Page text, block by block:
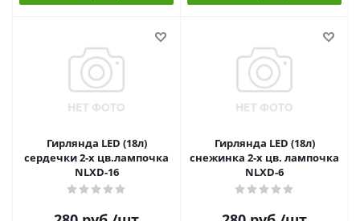
Гирлянда LED (18л)
сердечки 2-х цв.лампочка
NLXD-16
Гирлянда LED (18л)
снежинка 2-х цв. лампочка
NLXD-6